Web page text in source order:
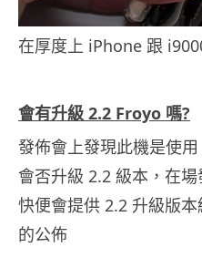
在厚度上 iPhone 跟
會有升級 2.2 Froyo 嗎?
發佈會上發現此機是使
會否升級 2.2 級本，在
快便會提供 2.2 升級版
的公佈